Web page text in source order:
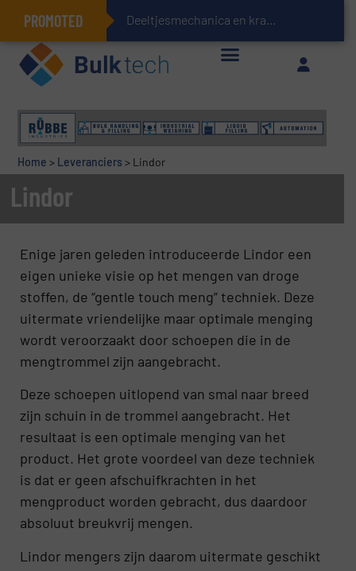
PROMOTED Deeltjesmechanica en krachtnetwerken in stortgoederen
Geïntegreerde doserings- en weegsystemen: Efficiëntie, kwaliteit en duurzaamheid in één oogopslag
Home > Leveranciers > Lindor
Lindor
Enige jaren geleden introduceerde Lindor een
eigen unieke visie op het mengen van droge
stoffen, de “gentle touch meng” techniek. Deze
uitermate vriendelijke maar optimale menging
wordt veroorzaakt door schoepen die in de
mengtrommel zijn aangebracht.
Deze schoepen uitlopend van smal naar breed
zijn schuin in de trommel aangebracht. Het
resultaat is een optimale menging van het
product. Het grote voordeel van deze techniek
is dat er geen afschuifkrachten in het
mengproduct worden gebracht, dus daardoor
absoluut breukvrij mengen.
Lindor mengers zijn daarom uitermate geschikt